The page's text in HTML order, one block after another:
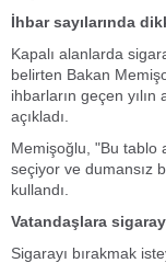
İhbar sayılarında
Kapalı alanlarda
belirten Bakan
ihbarların geçen
açıkladı.
Memişoğlu, "Bu tablo
seçiyor ve dumansız
kullandı.
Vatandaşlara
Sigarayı bırakmak